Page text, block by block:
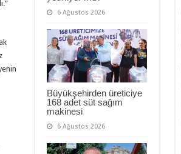
6 Ağustos 2026
Büyükşehirden üreticiye
168 adet süt sağım
makinesi
6 Ağustos 2026